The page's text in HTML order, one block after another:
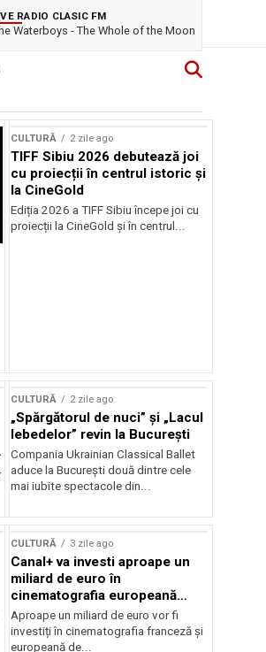
RADIO CLASIC FM
Waterboys - The Whole of the Moon
CULTURĂ 2 zile ago
TIFF Sibiu 2026 debutează joi
cu proiecții în centrul istoric și
la CineGold
Ediția 2026 a TIFF Sibiu începe joi cu
proiecții la CineGold și în centrul...
CULTURĂ 2 zile ago
„Spărgătorul de nuci” și „Lacul
lebedelor” revin la București
Compania Ukrainian Classical Ballet
aduce la București două dintre cele
mai iubite spectacole din...
CULTURĂ 3 zile ago
Canal+ va investi aproape un
miliard de euro în
cinematografia europeană
până în 2032
Aproape un miliard de euro vor fi
investiți în cinematografia franceză și
europeană de...